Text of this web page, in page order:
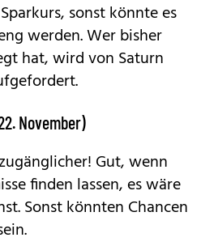
sonst könnte es
werden. Wer bisher
hat, wird von Saturn
November)
Gut, wenn
finden lassen, es wäre
Sonst könnten Chancen